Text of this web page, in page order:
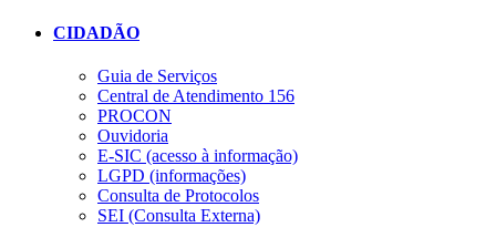
CIDADÃO
Guia de Serviços
Central de Atendimento 156
PROCON
Ouvidoria
E-SIC (acesso à informação)
LGPD (informações)
Consulta de Protocolos
SEI (Consulta Externa)